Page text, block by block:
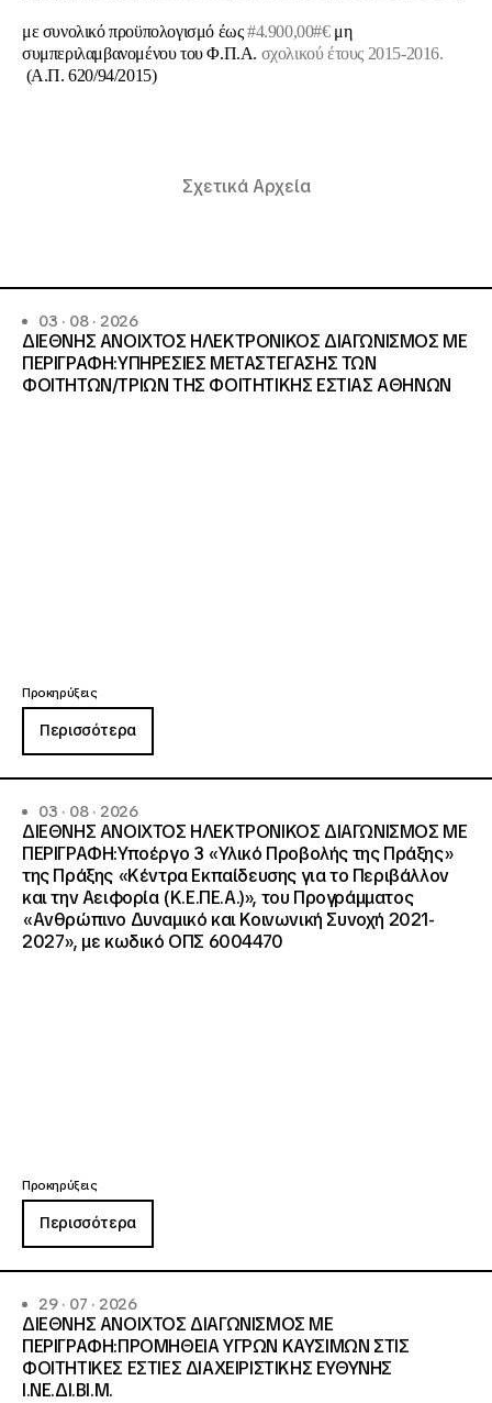
με συνολικό προϋπολογισμό έως#4.900,00#€ μη
συμπεριλαμβανομένου του Φ.Π.Α. σχολικού έτους 2015-2016.
(Α.Π. 620/94/2015)
Σχετικά Αρχεία
03 · 08 · 2026
ΔΙΕΘΝΗΣ ΑΝΟΙΧΤΟΣ ΗΛΕΚΤΡΟΝΙΚΟΣ ΔΙΑΓΩΝΙΣΜΟΣ ΜΕ
ΠΕΡΙΓΡΑΦΗ:ΥΠΗΡΕΣΙΕΣ METAΣΤΕΓΑΣΗΣ ΤΩΝ
ΦΟΙΤΗΤΩΝ/ΤΡΙΩΝ ΤΗΣ ΦΟΙΤΗΤΙΚΗΣ ΕΣΤΙΑΣ ΑΘΗΝΩΝ
Προκηρύξεις
Περισσότερα
03 · 08 · 2026
ΔΙΕΘΝΗΣ ΑΝΟΙΧΤΟΣ ΗΛΕΚΤΡΟΝΙΚΟΣ ΔΙΑΓΩΝΙΣΜΟΣ ΜΕ
ΠΕΡΙΓΡΑΦΗ:Υποέργο 3 «Υλικό Προβολής της Πράξης»
της Πράξης «Κέντρα Εκπαίδευσης για το Περιβάλλον
και την Αειφορία (Κ.Ε.ΠΕ.Α.)», του Προγράμματος
«Ανθρώπινο Δυναμικό και Κοινωνική Συνοχή 2021-
2027», με κωδικό ΟΠΣ 6004470
Προκηρύξεις
Περισσότερα
29 · 07 · 2026
ΔΙΕΘΝΗΣ ΑΝΟΙΧΤΟΣ ΔΙΑΓΩΝΙΣΜΟΣ ΜΕ
ΠΕΡΙΓΡΑΦΗ:ΠΡΟΜΗΘΕΙΑ ΥΓΡΩΝ ΚΑΥΣΙΜΩΝ ΣΤΙΣ
ΦΟΙΤΗΤΙΚΕΣ ΕΣΤΙΕΣ ΔΙΑΧΕΙΡΙΣΤΙΚΗΣ ΕΥΘΥΝΗΣ
Ι.ΝΕ.ΔΙ.ΒΙ.Μ.